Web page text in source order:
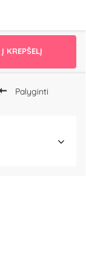
Į KREPŠELĮ
Palyginti